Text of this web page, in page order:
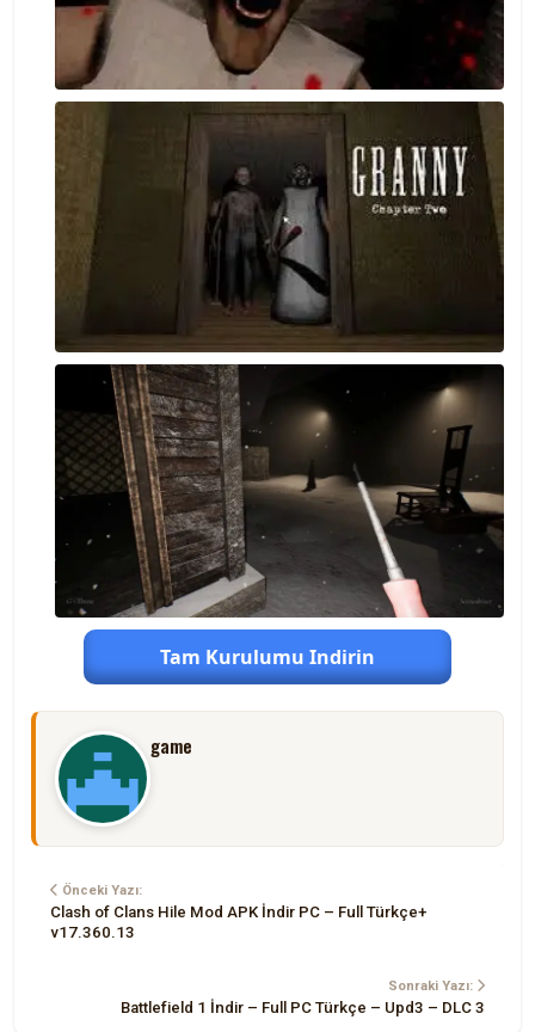
Tam Kurulumu Indirin
game
Önceki Yazı:
Clash of Clans Hile Mod APK İndir PC – Full Türkçe+
v17.360.13
Sonraki Yazı:
Battlefield 1 İndir – Full PC Türkçe – Upd3 – DLC 3